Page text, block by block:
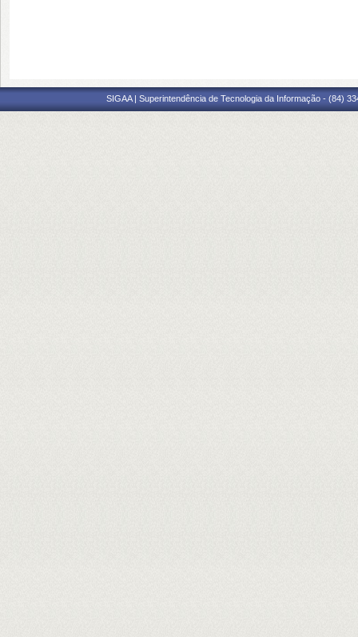
SIGAA | Superintendência de Tecnologia da Informação - (84)